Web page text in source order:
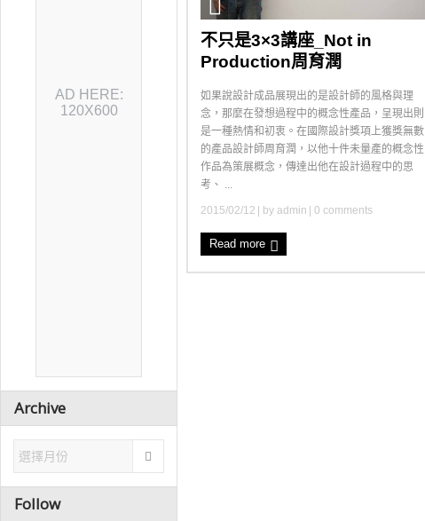
不只是3×3講座_Not in
Production周育潤
如果說設計成品展現出的是設計師的風格與理
念，那麼在發想過程中的概念性產品，呈現出則
是一種熱情和初衷。在國際設計獎項上獲獎無數
的產品設計師周育潤，以他十件未量產的概念性
作品為策展概念，傳達出他在設計過程中的思
考、 ...
2015/02/12 | by admin 0 comments
Read more
AD HERE:
120X600
Archive
Follow